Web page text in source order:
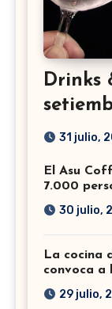
Drinks
31 julio,
El Asu
7.000
30 julio,
La cocina
convoca a
29 julio,